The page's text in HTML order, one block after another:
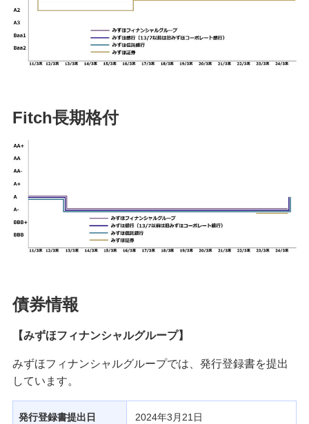
Fitch長期格付
債券情報
【みずほフィナンシャルグループ】
みずほフィナンシャルグループでは、発行登録書を提出
しています。
発行登録書提出日 2024年3月21日